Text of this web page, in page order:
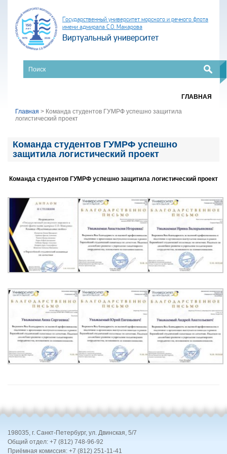
Государственный университет морского и речного флота
имени адмирала С.О. Макарова
Виртуальный университет
ГЛАВНАЯ
Главная > Команда студентов ГУМРФ успешно защитила
логистический проект
Команда студентов ГУМРФ успешно
защитила логистический проект
Команда студентов ГУМРФ успешно защитила логистический проект
198035, г. Санкт-Петербург, ул. Двинская, 5/7
Общий отдел: +7 (812) 748-96-92
Приёмная комиссия: +7 (812) 251-11-41